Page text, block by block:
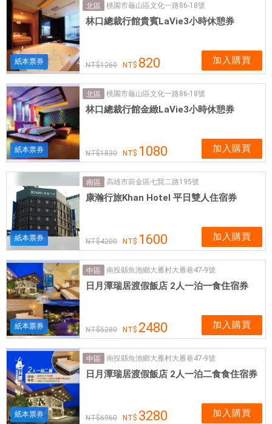
紙本票券
北區 桃園市龜山區文化一路86-18號
林口總裁行館貴賓LaVie3小時休憩券
1260 820 加入購買
紙本票券
北區 桃園市龜山區文化一路86-18號
林口總裁行館金緻LaVie3小時休憩券
1830 1080 加入購買
紙本票券
南區 高雄市前金區七賢二路195號
康瀚行旅Khan Hotel 平日雙人住宿券
4200 1600 加入購買
紙本票券
中區 南投縣魚池鄉大雁村大雁巷47-9號
日月潭瑞居渡假飯店 2人一泊一食住宿券
5280 2480 加入購買
紙本票券
中區 南投縣魚池鄉大雁村大雁巷47-9號
日月潭瑞居渡假飯店 2人一泊二食食住宿券
6960 3280 加入購買